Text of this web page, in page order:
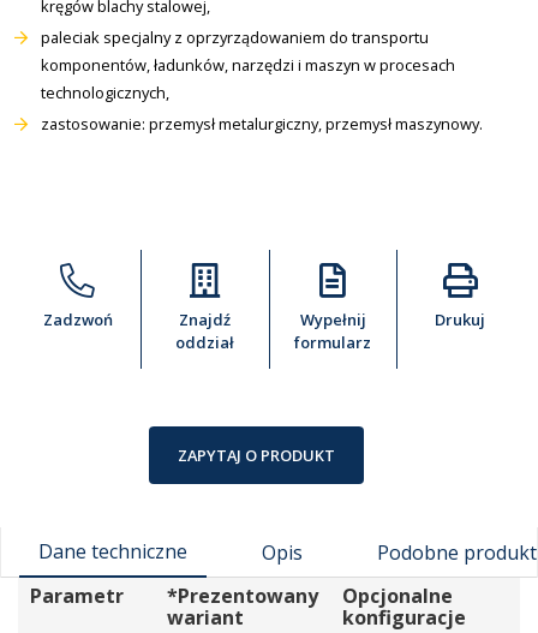
kręgów blachy stalowej,
paleciak specjalny z oprzyrządowaniem do transportu
komponentów, ładunków, narzędzi i maszyn w procesach
technologicznych,
zastosowanie: przemysł metalurgiczny, przemysł maszynowy.
Zadzwoń
Znajdź
oddział
Wypełnij
formularz
Drukuj
ZAPYTAJ O PRODUKT
Dane techniczne Opis
Podobne
Parametr
*Prezentowany
wariant
Opcjonalne
konfiguracje